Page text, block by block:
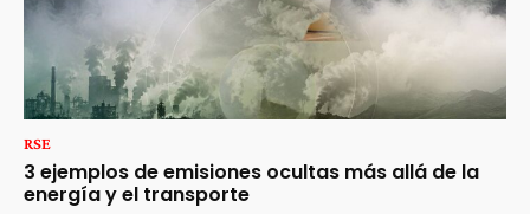
RSE
3 ejemplos de emisiones ocultas más allá de la
energía y el transporte